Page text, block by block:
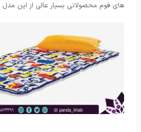
های فوم محصولاتی بسیار عالی از این مدل